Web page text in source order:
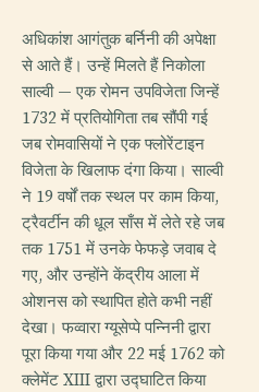
अधिकांश आगंतुक बर्निनी की अपेक्षा
से आते हैं। उन्हें मिलते हैं निकोला
साल्वी — एक रोमन उपविजेता जिन्हें
1732 में प्रतियोगिता तब सौंपी गई
जब रोमवासियों ने एक फ्लोरेंटाइन
विजेता के खिलाफ दंगा किया। साल्वी
ने 19 वर्षों तक स्थल पर काम किया,
ट्रैवर्टीन की धूल साँस में लेते रहे जब
तक 1751 में उनके फेफड़े जवाब दे
गए, और उन्होंने केंद्रीय आला में
ओशनस को स्थापित होते कभी नहीं
देखा। फव्वारा ग्यूसेप्पे पन्निनी द्वारा
पूरा किया गया और 22 मई 1762 को
क्लेमेंट XIII द्वारा उद्घाटित किया